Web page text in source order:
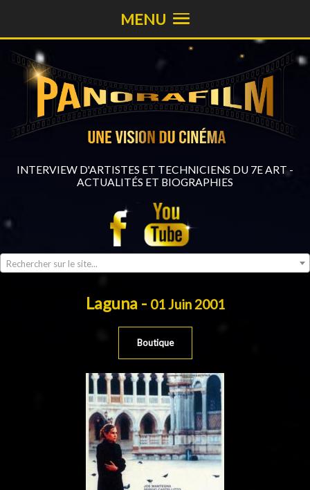
INTERVIEW D'ARTISTES ET TECHNICIENS DU 7E ART -
ACTUALITÉS ET BIOGRAPHIES
Rechercher sur le site...
MENU
Laguna - 01 Juin 2001
Boutique